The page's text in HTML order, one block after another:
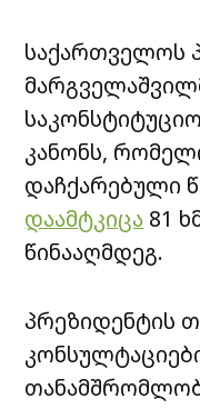
საქართველოს
კანონს,
დაჩქარებული
დაამტკიცა 81
წინააღმდეგ.
პრეზიდენტის